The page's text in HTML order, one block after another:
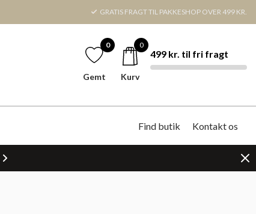
GRATIS FRAGT TIL PAKKESHOP OVER 499 KR.
0
Gemt
0
Kurv
499 kr. til fri fragt
Find butik Kontakt os